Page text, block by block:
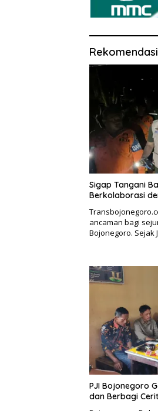
Sigap Tangani
Berkolaborasi
ancaman bagi
Bojonegoro. Sejak
PJI Bojonegoro
dan Berbagi